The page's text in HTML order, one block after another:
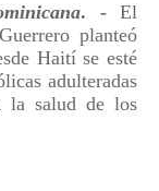
. -El
planteó
Haití se esté
adulteradas
la salud de los